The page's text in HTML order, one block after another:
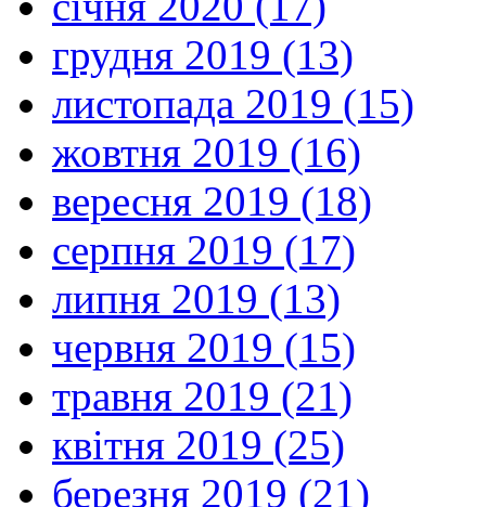
грудня 2019 (13)
листопада 2019 (15)
жовтня 2019 (16)
вересня 2019 (18)
серпня 2019 (17)
липня 2019 (13)
червня 2019 (15)
травня 2019 (21)
квітня 2019 (25)
березня 2019 (21)